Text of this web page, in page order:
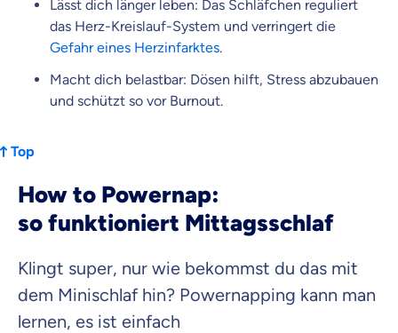
Lässt dich länger leben: Das Schläfchen reguliert
das Herz-Kreislauf-System und verringert die
Gefahr eines Herzinfarktes.
Macht dich belastbar: Dösen hilft, Stress abzubauen
und schützt so vor Burnout.
Top
How to Powernap:
so funktioniert Mittagsschlaf
Klingt super, nur wie bekommst du das mit
dem Minischlaf hin? Powernapping kann man
lernen, es ist einfach